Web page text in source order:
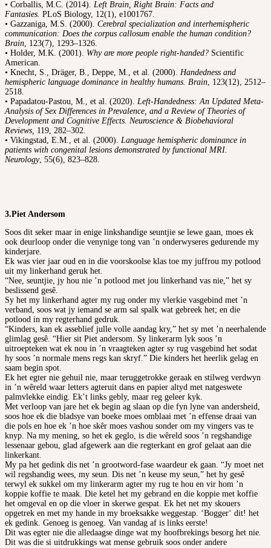
• Corballis, M.C. (2014). Left Brain, Right Brain: Facts and
Fantasies. PLoS Biology, 12(1), e1001767.
• Gazzaniga, M.S. (2000). Cerebral specialization and interhemispheric
communication: Does the corpus callosum enable the human condition?
Brain, 123(7), 1293–1326.
• Holder, M.K. (2001). Why are more people right-handed? Scientific
American.
• Knecht, S., Dräger, B., Deppe, M., et al. (2000). Handedness and
hemispheric language dominance in healthy humans. Brain, 123(12), 2512–
2518.
• Papadatou-Pastou, M., et al. (2020). Left-Handedness: An Updated Meta-
Analysis of Sex Differences in Prevalence, and a Review of Theories of
Development and Cognitive Effects. Neuroscience & Biobehavioral
Reviews, 119, 282–302.
• Vikingstad, E.M., et al. (2000). Language hemispheric dominance in
patients with congenital lesions demonstrated by functional MRI.
Neurology, 55(6), 823–828.
3.Piet Andersom
Soos dit seker maar in enige linkshandige seuntjie se lewe gaan, moes ek
ook deurloop onder die venynige tong van ’n onderwyseres gedurende my
kinderjare.
Ek was vier jaar oud en in die voorskoolse klas toe my juffrou my potlood
uit my linkerhand geruk het.
“Nee, seuntjie, jy hou nie ’n potlood met jou linkerhand vas nie,” het sy
beslissend gesê.
Sy het my linkerhand agter my rug onder my vlerkie vasgebind met ’n
verband, soos wat jy iemand se arm sal spalk wat gebreek het; en die
potlood in my regterhand gedruk.
“Kinders, kan ek asseblief julle volle aandag kry,” het sy met ’n neerhalende
glimlag gesê. “Hier sit Piet andersom. Sy linkerarm lyk soos ’n
uitroepteken wat ek nou in ’n vraagteken agter sy rug vasgebind het sodat
hy soos ’n normale mens regs kan skryf.” Die kinders het heerlik gelag en
saam begin spot.
Ek het egter nie gehuil nie, maar teruggetrokke geraak en stilweg verdwyn
in ’n wêreld waar letters agteruit dans en papier altyd met natgeswete
palmvlekke eindig. Ek’t links gebly, maar reg geleer kyk.
Met verloop van jare het ek begin ag slaan op die fyn lyne van andersheid,
soos hoe ek die bladsye van boeke moes omblaai met ’n effense draai van
die pols en hoe ek ’n hoe skêr moes vashou sonder om my vingers vas te
knyp. Na my mening, so het ek geglo, is die wêreld soos ’n regshandige
lessenaar gebou, glad afgewerk aan die regterkant en grof gelaat aan die
linkerkant.
My pa het gedink dis net ’n grootword-fase waardeur ek gaan. “Jy moet net
wil regshandig wees, my seun. Dis net ’n keuse my seun,” het hy gesê
terwyl ek sukkel om my linkerarm agter my rug te hou en vir hom ’n
koppie koffie te maak. Die ketel het my gebrand en die koppie met koffie
het omgeval en op die vloer in skerwe gespat. Ek het net my skouers
opgetrek en met my hande in my broeksakke weggestap. ‘Bogger‘ dit! het
ek gedink. Genoeg is genoeg. Van vandag af is links eerste!
Dit was egter nie die alledaagse dinge wat my hoofbrekings besorg het nie.
Dit was die si uitdrukkings wat mense gebruik soos onder andere